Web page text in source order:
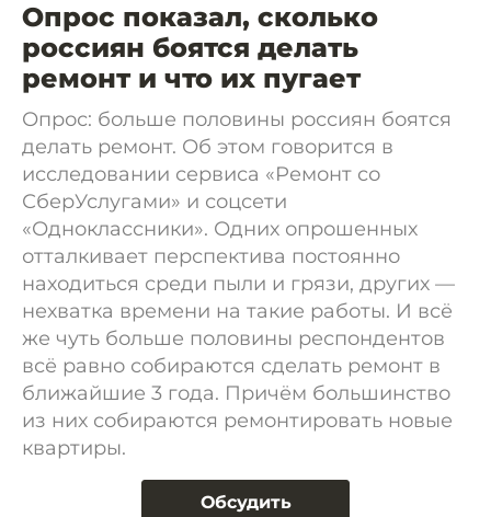
Опрос показал, сколько
россиян боятся делать
ремонт и что их пугает
Опрос: больше половины россиян боятся
делать ремонт. Об этом говорится в
исследовании сервиса «Ремонт со
СберУслугами» и соцсети
«Одноклассники». Одних опрошенных
отталкивает перспектива постоянно
находиться среди пыли и грязи, других —
нехватка времени на такие работы. И всё
же чуть больше половины респондентов
всё равно собираются сделать ремонт в
ближайшие 3 года. Причём большинство
из них собираются ремонтировать новые
квартиры.
Обсудить